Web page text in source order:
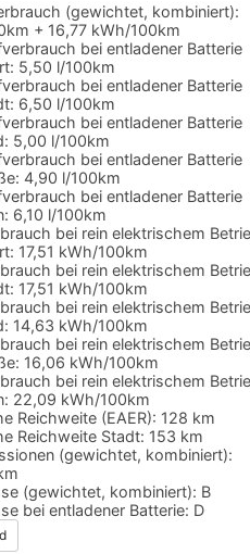
(gewichtet, kombiniert):
+ 16,77 kWh/100km
bei entladener Batterie
5,50 l/100km
bei entladener Batterie
6,50 l/100km
bei entladener Batterie
5,00 l/100km
bei entladener Batterie
4,90 l/100km
bei entladener Batterie
6,10 l/100km
bei rein elektrischem
17,51 kWh/100km
bei rein elektrischem
17,51 kWh/100km
bei rein elektrischem
14,63 kWh/100km
bei rein elektrischem
16,06 kWh/100km
bei rein elektrischem
22,09 kWh/100km
Reichweite (EAER): 128 km
Reichweite Stadt: 153 km
(gewichtet, kombiniert):
(gewichtet, kombiniert): B
bei entladener Batterie: D